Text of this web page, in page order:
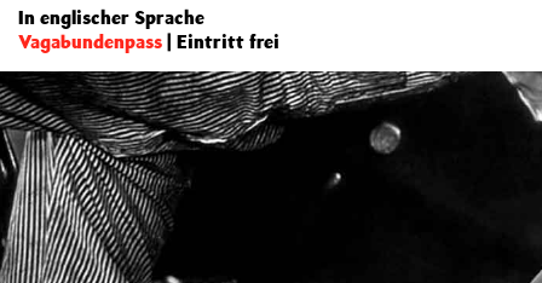
In englischer Sprache
Vagabundenpass | Eintritt frei